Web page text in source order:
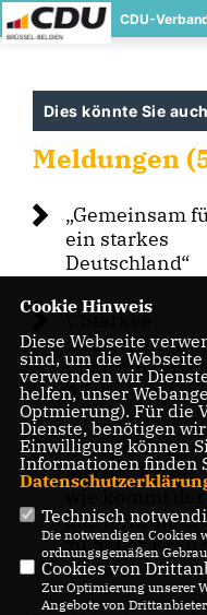
CDU-
Dies könnte Sie
Meldungen
Gemeinsam
ein starkes
Deutschland“
\"Starkes
Deutschland.
Chancen für
Alle!\"
Europas Weg
aus der Krise:
wie kommt der
alte Kontinent
zu neuer Kraft?
\"
Cookie Hinweis
Diese Webseite
sind, um die
verwenden wir
helfen, unser
Optmierung). Für die
Dienste, benötigen
Einwilligung können
Informationen finden
Technisch
Die notwendigen Cookies
ordnungsgemäßen
Cookies von
Zur Optimierung unserer
Angebote von